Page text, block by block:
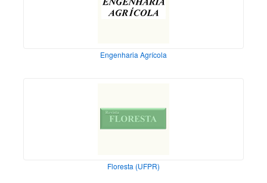
Engenharia Agrícola
Floresta (UFPR)